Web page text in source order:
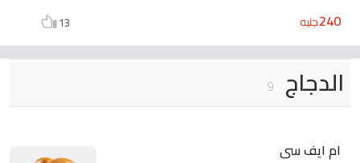
240جنيه 13
الدجاج 9
ام ايف سى